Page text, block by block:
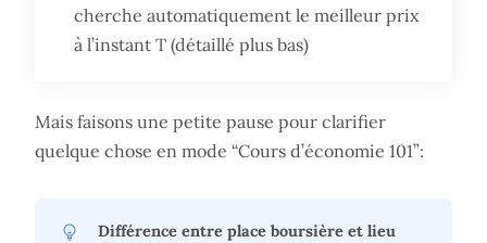
cherche automatiquement le meilleur prix
à l’instant T (détaillé plus bas)
Mais faisons une petite pause pour clarifier
quelque chose en mode “Cours d’économie 101”:
Différence entre place boursière et lieu